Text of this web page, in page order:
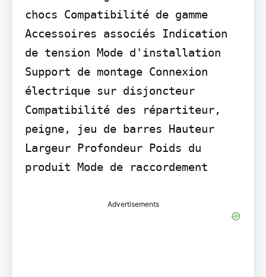
chocs Compatibilité de gamme
Accessoires associés Indication
de tension Mode d'installation
Support de montage Connexion
électrique sur disjoncteur
Compatibilité des répartiteur,
peigne, jeu de barres Hauteur
Largeur Profondeur Poids du
produit Mode de raccordement
Advertisements